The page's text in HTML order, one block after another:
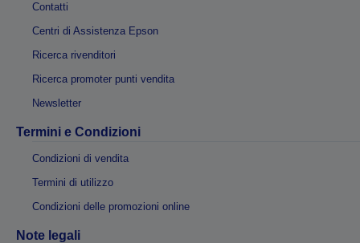
Contatti
Centri di Assistenza Epson
Ricerca rivenditori
Ricerca promoter punti vendita
Newsletter
Termini e Condizioni
Condizioni di vendita
Termini di utilizzo
Condizioni delle promozioni online
Note legali